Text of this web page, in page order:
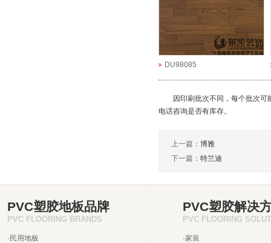
DU98085
因印刷批次不同，每个批次可能
电话咨询是否有库存。
上一篇： 博雅
下一篇： 特兰迪
PVC塑胶地板品牌
PVC FLOORING BRANDS
· 民用地板
PVC塑胶解决
PVC FLOORING
·家装